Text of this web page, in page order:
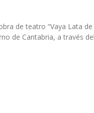
de teatro “Vaya Lata de
de Cantabria, a través